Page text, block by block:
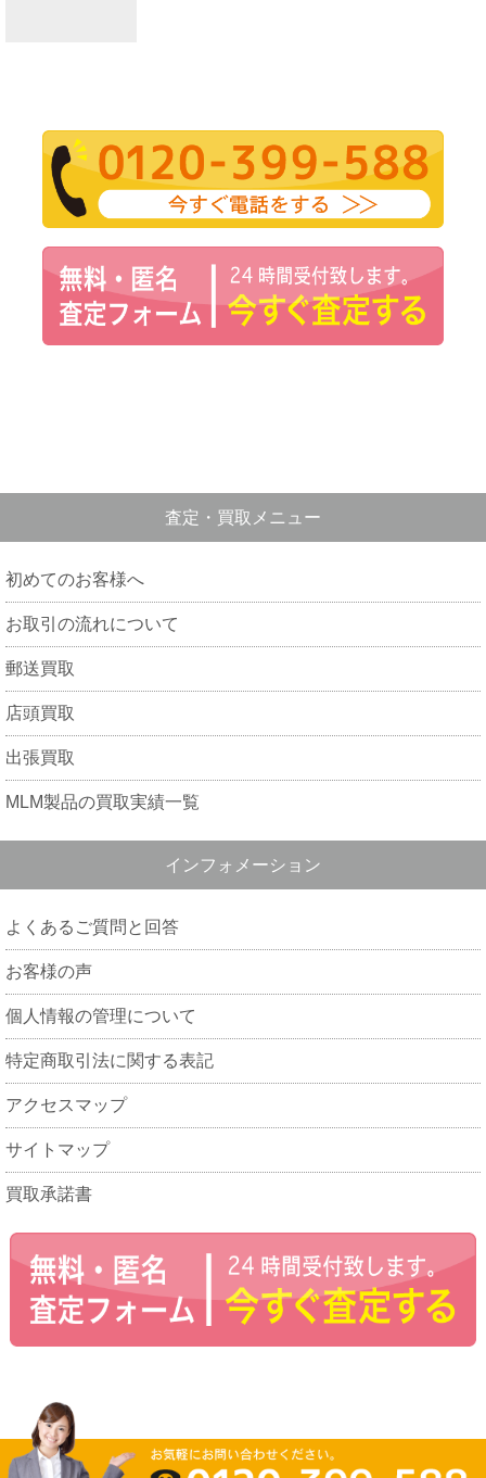
査定・買取メニュー
初めてのお客様へ
お取引の流れについて
郵送買取
店頭買取
出張買取
MLM製品の買取実績一覧
インフォメーション
よくあるご質問と回答
お客様の声
個人情報の管理について
特定商取引法に関する表記
アクセスマップ
サイトマップ
買取承諾書